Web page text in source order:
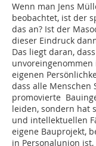
Wenn man Jens
beobachtet, ist der
das an? Ist der
dieser Eindruck
Das liegt daran,
eigenen
dass alle Menschen
promovierte
leiden, sondern hat
und intellektuellen
eigene Bauprojekt,
in Personalunion